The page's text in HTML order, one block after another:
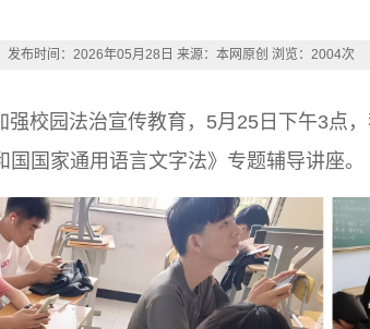
发布时间：2026年05月28日 来源：本网原创 浏览：2004次
园法治宣传教育，5月25日下午3点
国家通用语言文字法》专题辅导讲座。